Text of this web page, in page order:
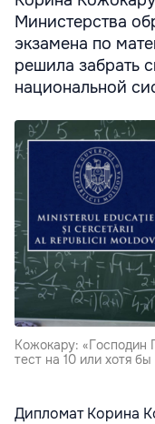
Министерства
экзамена по
решила забрать
национальной
Кожокару: «Господин
тест на 10 или хотя бы
Дипломат Корина